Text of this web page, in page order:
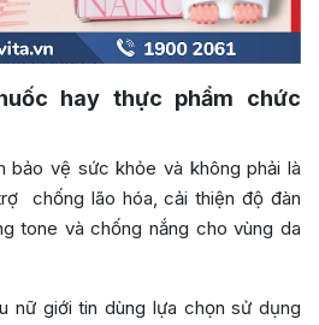
hay thực phẩm chức
bảo vệ sức khỏe và không phải là
chống lão hóa, cải thiện độ đàn
tone và chống nắng cho vùng da
nữ giới tin dùng lựa chọn sử dụng